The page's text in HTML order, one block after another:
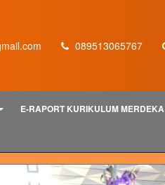
089513065767
E-RAPORT KURIKULUM MERDEKA